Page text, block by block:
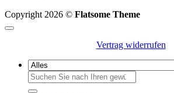
Copyright 2026 © Flatsome Theme
Vertrag widerrufen
Suchen
nach: